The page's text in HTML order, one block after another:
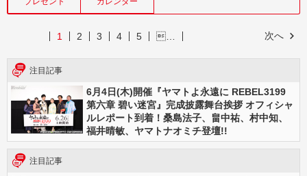
次へ
1 2 3 4 5 …
注目記事
6月4日(木)開催『ヤマトよ永遠に REBEL3199
第六章 碧い迷宮』完成披露舞台挨拶 オフィシャ
ルレポート到着！桑島法子、畠中祐、村中知、
福井晴敏、ヤマトナオミチ登壇!!
注目記事